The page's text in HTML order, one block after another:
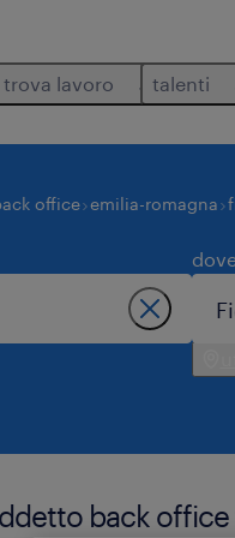
trova lavoro talenti
office emilia-romagna
back